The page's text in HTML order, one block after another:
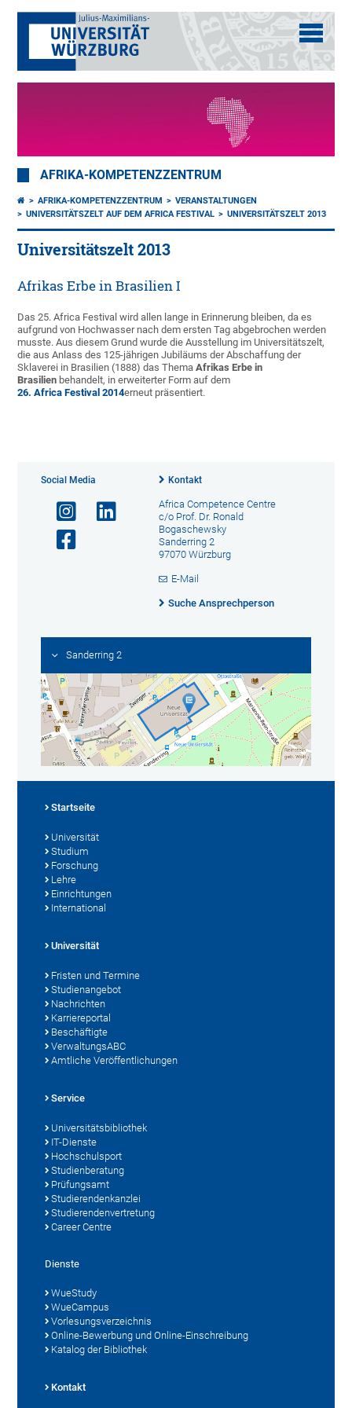
AFRIKA-KOMPETENZZENTRUM
AFRIKA-KOMPETENZZENTRUM
VERANSTALTUNGEN
UNIVERSITÄTSZELT AUF DEM AFRICA FESTIVAL
UNIVERSITÄTSZELT 2013
Universitätszelt 2013
Afrikas Erbe in Brasilien I
Das 25. Africa Festival wird allen lange in Erinnerung bleiben, da es
aufgrund von Hochwasser nach dem ersten Tag abgebrochen werden
musste. Aus diesem Grund wurde die Ausstellung im Universitätszelt,
die aus Anlass des 125-jährigen Jubiläums der Abschaffung der
Sklaverei in Brasilien (1888) das ThemaAfrikas Erbe in
Brasilien behandelt, in erweiterter Form auf dem
26. Africa Festival 2014erneut präsentiert.
Social Media Kontakt
Africa Competence Centre
c/o Prof. Dr. Ronald
Bogaschewsky
Sanderring 2
97070 Würzburg
E-Mail
Suche Ansprechperson
Sanderring 2
Startseite
Universität
Studium
Forschung
Lehre
Einrichtungen
International
Universität
Fristen und Termine
Studienangebot
Nachrichten
Karriereportal
Beschäftigte
VerwaltungsABC
Amtliche Veröffentlichungen
Service
Universitätsbibliothek
IT-Dienste
Hochschulsport
Studienberatung
Prüfungsamt
Studierendenkanzlei
Studierendenvertretung
Career Centre
Dienste
WueStudy
WueCampus
Vorlesungsverzeichnis
Online-Bewerbung und Online-Einschreibung
Katalog der Bibliothek
Kontakt